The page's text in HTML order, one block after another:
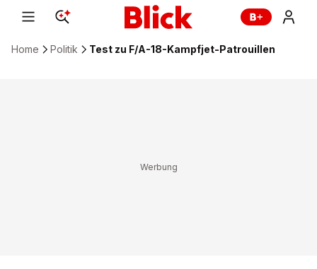
Home Politik Test zu F/A-18-Kampfjet-Patrouillen